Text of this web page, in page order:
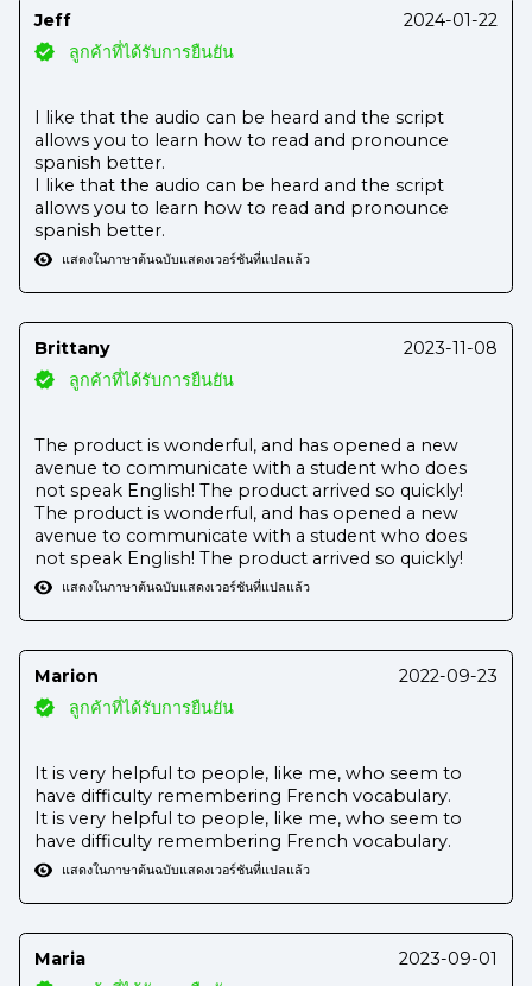
Jeff
2024-01-22
ลูกค้าที่ได้รับการยืนยัน
I like that the audio can be heard and the script
allows you to learn how to read and pronounce
spanish better.
I like that the audio can be heard and the script
allows you to learn how to read and pronounce
spanish better.
แสดงในภาษาต้นฉบับแสดงเวอร์ชันที่แปลแล้ว
Brittany
2023-11-08
ลูกค้าที่ได้รับการยืนยัน
The product is wonderful, and has opened a new
avenue to communicate with a student who does
not speak English! The product arrived so quickly!
The product is wonderful, and has opened a new
avenue to communicate with a student who does
not speak English! The product arrived so quickly!
แสดงในภาษาต้นฉบับแสดงเวอร์ชันที่แปลแล้ว
Marion
2022-09-23
ลูกค้าที่ได้รับการยืนยัน
It is very helpful to people, like me, who seem to
have difficulty remembering French vocabulary.
It is very helpful to people, like me, who seem to
have difficulty remembering French vocabulary.
แสดงในภาษาต้นฉบับแสดงเวอร์ชันที่แปลแล้ว
Maria
2023-09-01